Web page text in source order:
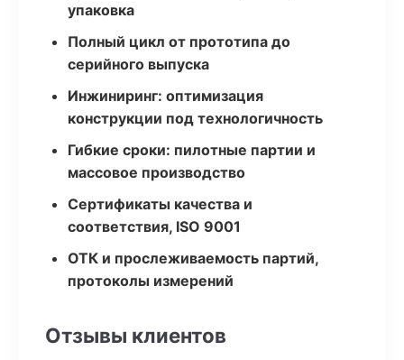
упаковка
Полный цикл от прототипа до
серийного выпуска
Инжиниринг: оптимизация
конструкции под технологичность
Гибкие сроки: пилотные партии и
массовое производство
Сертификаты качества и
соответствия, ISO 9001
ОТК и прослеживаемость партий,
протоколы измерений
Отзывы клиентов